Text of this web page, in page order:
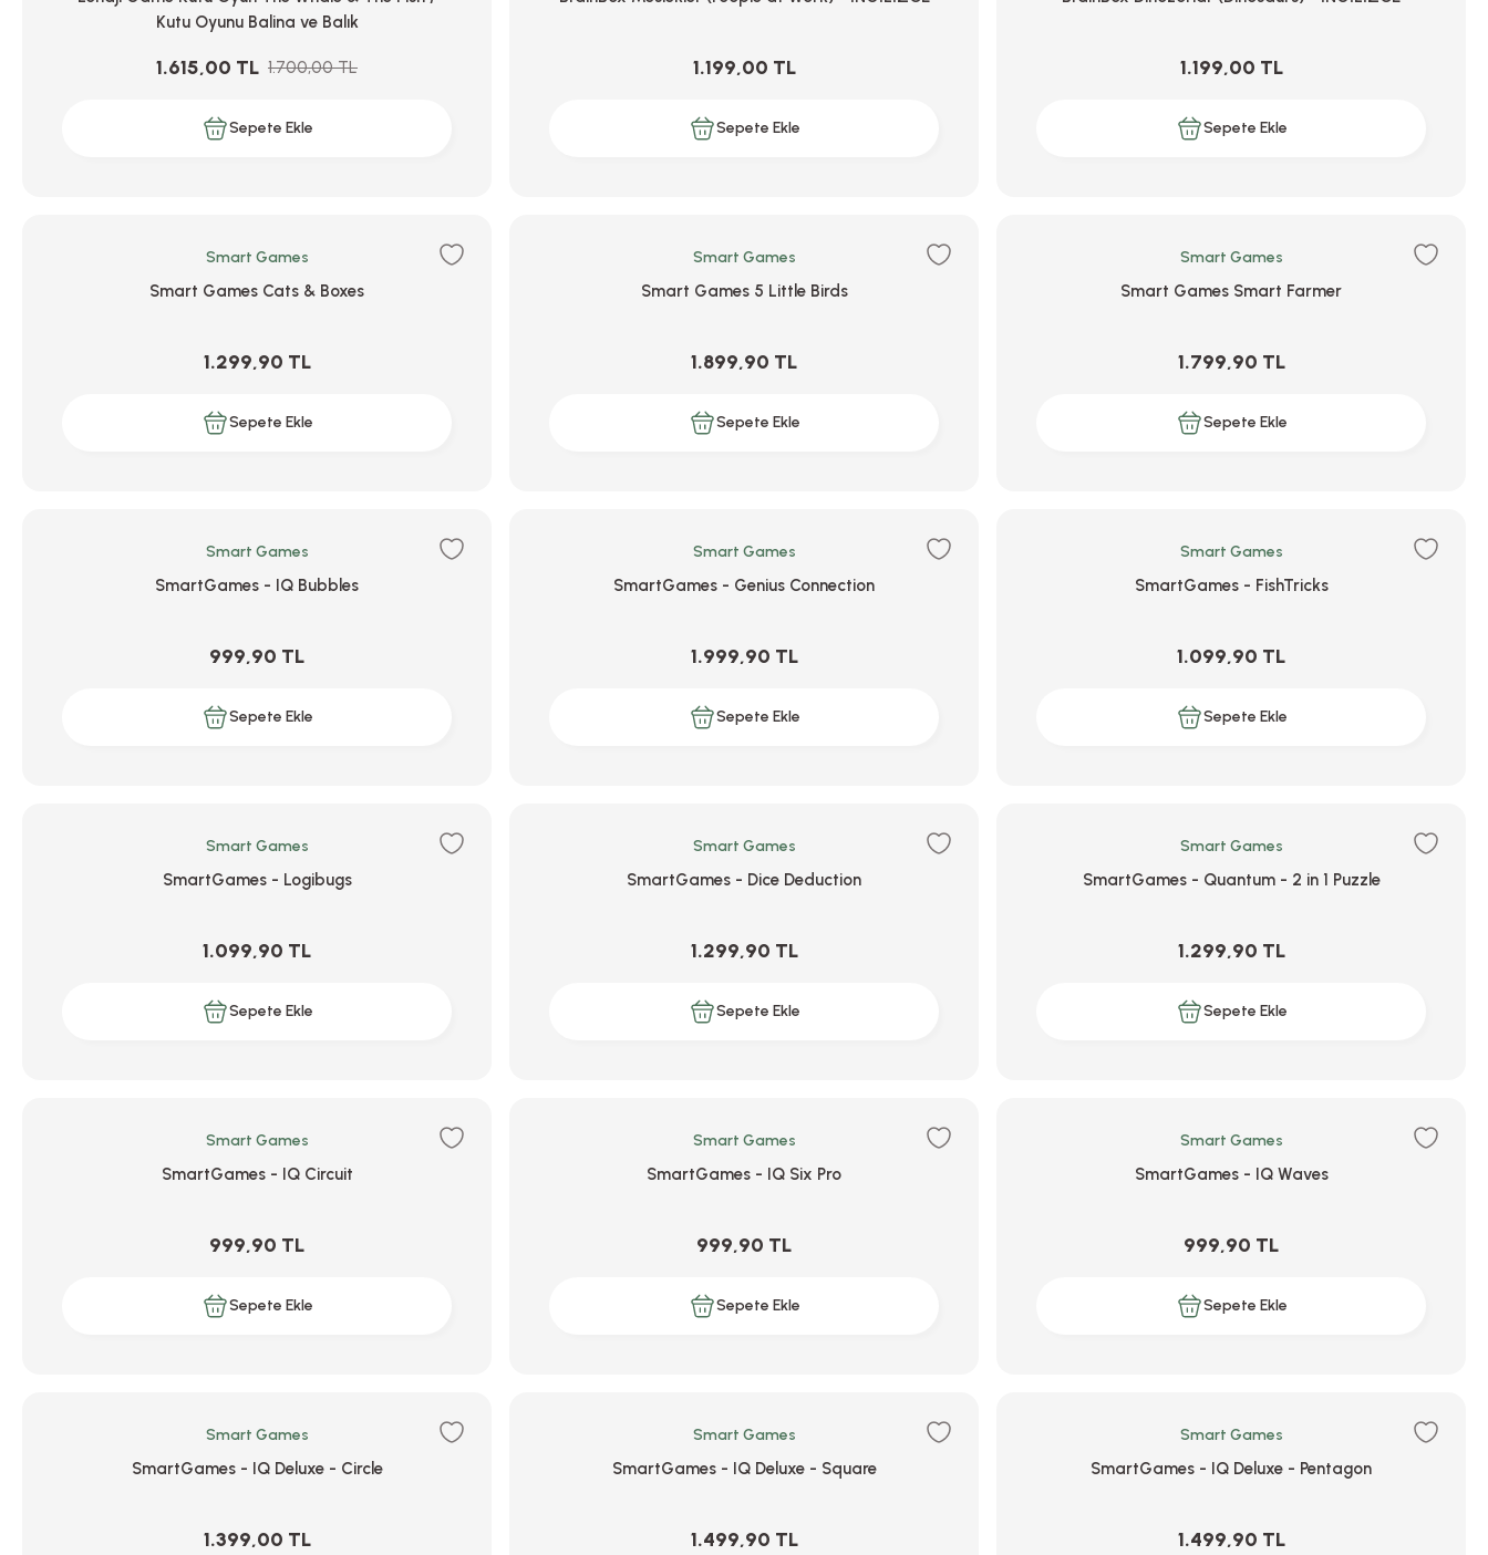
Kutu Oyunu Balina ve Balık
1.615,00 TL 1.700,00 TL
Sepete Ekle
1.199,00 TL
Sepete Ekle
1.199,00 TL
Sepete Ekle
Smart Games
Smart Games Cats & Boxes
1.299,90 TL
Sepete Ekle
Smart Games
Smart Games 5 Little Birds
1.899,90 TL
Sepete Ekle
Smart Games
Smart Games Smart Farmer
1.799,90 TL
Sepete Ekle
Smart Games
SmartGames - IQ Bubbles
999,90 TL
Sepete Ekle
Smart Games
SmartGames - Genius Connection
1.999,90 TL
Sepete Ekle
Smart Games
SmartGames - FishTricks
1.099,90 TL
Sepete Ekle
Smart Games
SmartGames - Logibugs
1.099,90 TL
Sepete Ekle
Smart Games
SmartGames - Dice Deduction
1.299,90 TL
Sepete Ekle
Smart Games
SmartGames - Quantum - 2 in 1 Puzzle
1.299,90 TL
Sepete Ekle
Smart Games
SmartGames - IQ Circuit
999,90 TL
Sepete Ekle
Smart Games
SmartGames - IQ Six Pro
999,90 TL
Sepete Ekle
Smart Games
SmartGames - IQ Waves
999,90 TL
Sepete Ekle
Smart Games
SmartGames - IQ Deluxe - Circle
1.399,00 TL
Smart Games
SmartGames - IQ Deluxe - Square
1.499,90 TL
Smart Games
SmartGames - IQ Deluxe - Pentagon
1.499,90 TL